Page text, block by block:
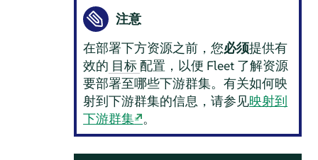
注意
在部署下方资源之前，您必须提供有
效的 目标配置，以便 Fleet 了解资源
要部署至哪些下游群集。有关如何映
射到下游群集的信息，请参见映射到
下游群集 。